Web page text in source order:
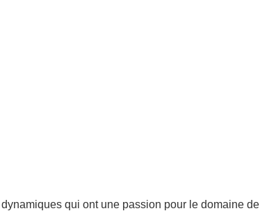
qui ont une passion pour le domaine de